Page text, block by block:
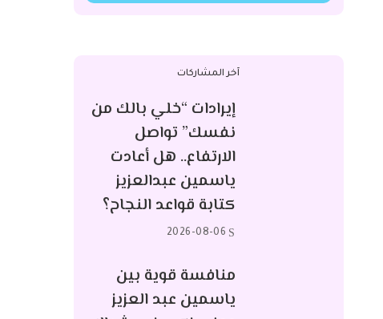
آخر المشاركات
إيرادات “خلي بالك من
نفسك” تواصل
الارتفاع.. هل أعادت
ياسمين عبدالعزيز
كتابة قواعد النجاح؟
2026-08-06
منافسة قوية بين
ياسمين عبد العزيز